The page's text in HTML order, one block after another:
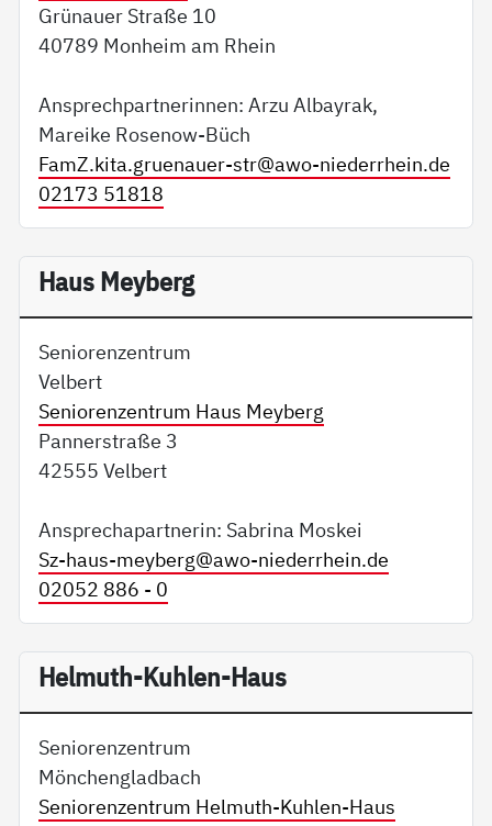
Grünauer Straße 10
40789 Monheim am Rhein
Ansprechpartnerinnen: Arzu Albayrak,
Mareike Rosenow-Büch
FamZ.kita.gruenauer-str@awo-niederrhein.de
02173 51818
Haus Meyberg
Seniorenzentrum
Velbert
Seniorenzentrum Haus Meyberg
Pannerstraße 3
42555 Velbert
Ansprechapartnerin: Sabrina Moskei
Sz-haus-meyberg@awo-niederrhein.de
02052 886 - 0
Helmuth-Kuhlen-Haus
Seniorenzentrum
Mönchengladbach
Seniorenzentrum Helmuth-Kuhlen-Haus